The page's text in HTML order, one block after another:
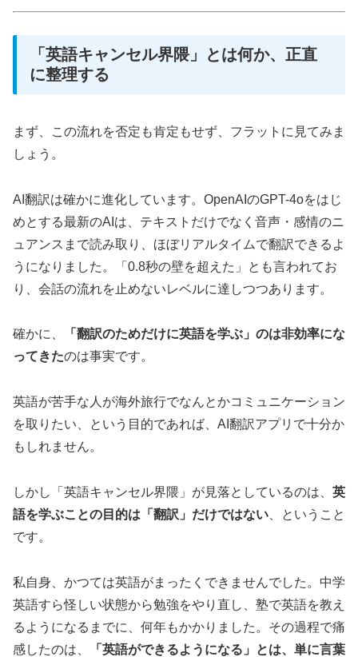
「英語キャンセル界隈」とは何か、正直
に整理する
まず、この流れを否定も肯定もせず、フラットに見てみま
しょう。
AI翻訳は確かに進化しています。OpenAIのGPT-4oをはじ
めとする最新のAIは、テキストだけでなく音声・感情のニ
ュアンスまで読み取り、ほぼリアルタイムで翻訳できるよ
うになりました。「0.8秒の壁を超えた」とも言われてお
り、会話の流れを止めないレベルに達しつつあります。
確かに、
「翻訳のためだけに英語を学ぶ」のは非効率にな
ってきたのは事実です。
英語が苦手な人が海外旅行でなんとかコミュニケーション
を取りたい、という目的であれば、AI翻訳アプリで十分か
もしれません。
しかし「英語キャンセル界隈」が見落としているのは、 英
語を学ぶことの目的は「翻訳」だけではない 、ということ
です。
私自身、かつては英語がまったくできませんでした。中学
英語すら怪しい状態から勉強をやり直し、塾で英語を教え
るようになるまでに、何年もかかりました。その過程で痛
感したのは、
「英語ができるようになる」とは、単に言葉